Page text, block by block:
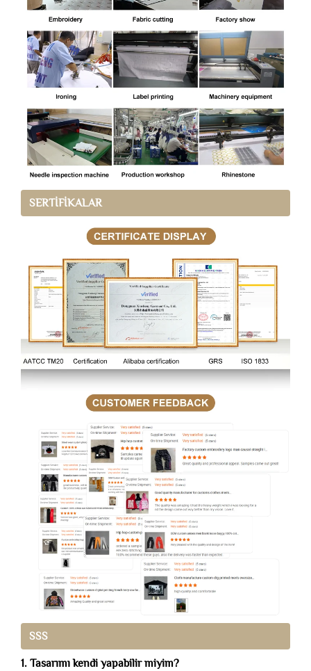
SERTİFİKALAR
SSS
1. Tasarımı kendi yapabilir miyim?